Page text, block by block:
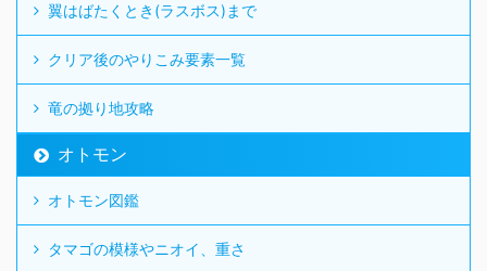
翼はばたくとき(ラスボス)まで
クリア後のやりこみ要素一覧
竜の拠り地攻略
オトモン
オトモン図鑑
タマゴの模様やニオイ、重さ